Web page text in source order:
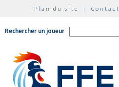
Plan du site | Contact
Rechercher un joueur